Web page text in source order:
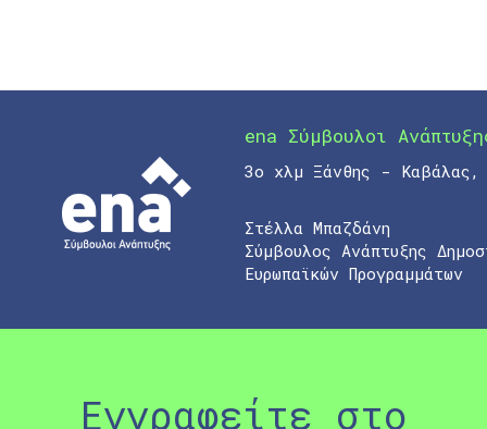
ena Σύμβουλοι
3ο χλμ Ξάνθης - Καβάλας,
Στέλλα Μπαζδάνη
Σύμβουλος Ανάπτυξης
Ευρωπαϊκών Προγραμμάτων
Εγγραφείτε στο